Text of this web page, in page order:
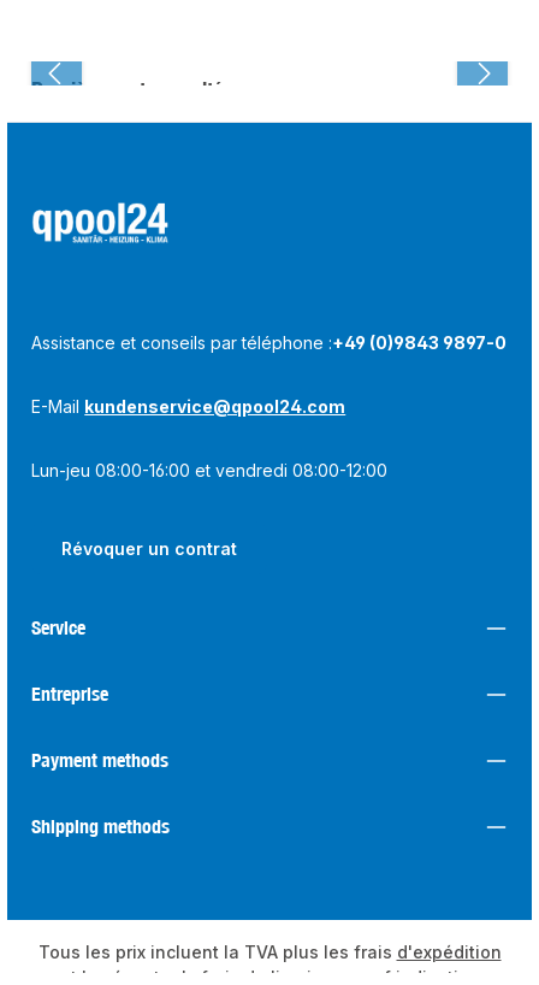
Dernièrement consulté :
Assistance et conseils par téléphone :+49 (0)9843 9897-0
E-Mail kundenservice@qpool24.com
Lun-jeu 08:00-16:00 et vendredi 08:00-12:00
Révoquer un contrat
Service
Entreprise
Payment methods
Shipping methods
Tous les prix incluent la TVA plus les frais d'expédition
et les éventuels frais de livraison, sauf indication